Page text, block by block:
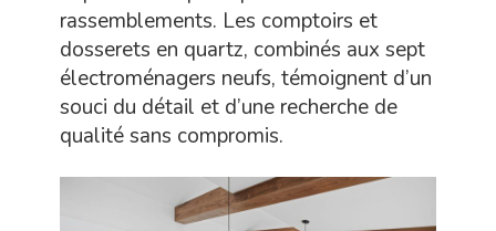
rassemblements. Les comptoirs et
dosserets en quartz, combinés aux sept
électroménagers neufs, témoignent d’un
souci du détail et d’une recherche de
qualité sans compromis.